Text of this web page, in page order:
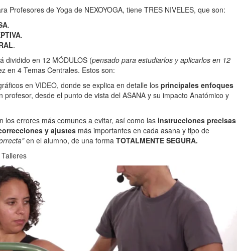
Profesores de Yoga de NEXOYOGA, tiene TRES NIVELES, que son:
.
.
.
dividido en 12 MÓDULOS (pensado para estudiarlos y aplicarlos en 12
en 4 Temas Centrales. Estos son:
en VIDEO, donde se explica en detalle los principales enfoques
profesor, desde el punto de vista del ASANA y su impacto Anatómico y
los errores más comunes a evitar, así como las instrucciones precisas
y ajustes más importantes en cada asana y tipo de
en el alumno, de una forma TOTALMENTE SEGURA.